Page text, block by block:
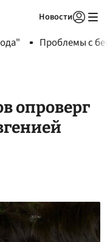
Новости
Проблемы с
опроверг